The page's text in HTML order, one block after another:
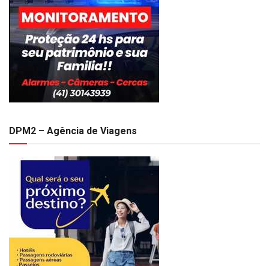
DPM2 – Agência de Viagens